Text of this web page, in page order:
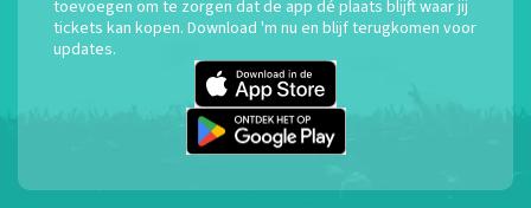
toevoegen om te zorgen dat de app dé plaats blijft waar jij
tickets kan kopen. Download 'm nu en blijf terugkomen voor
updates.